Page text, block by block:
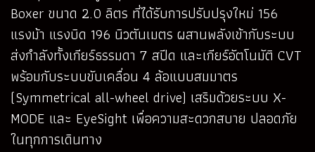
Boxer ขนาด 2.0 ลิตร ที่ได้รับการปรับปรุงใหม่ 156
แรงม้า แรงบิด 196 นิวตันเมตร ผสานพลังเข้ากับระบบ
ส่งกำลังทั้งเกียร์ธรรมดา 7 สปีด และเกียร์อัตโนมัติ CVT
พร้อมกับระบบขับเคลื่อน 4 ล้อแบบสมมาตร
(Symmetrical all-wheel drive) เสริมด้วยระบบ X-
MODE และ EyeSight เพื่อความสะดวกสบาย ปลอดภัย
ในทุกการเดินทาง